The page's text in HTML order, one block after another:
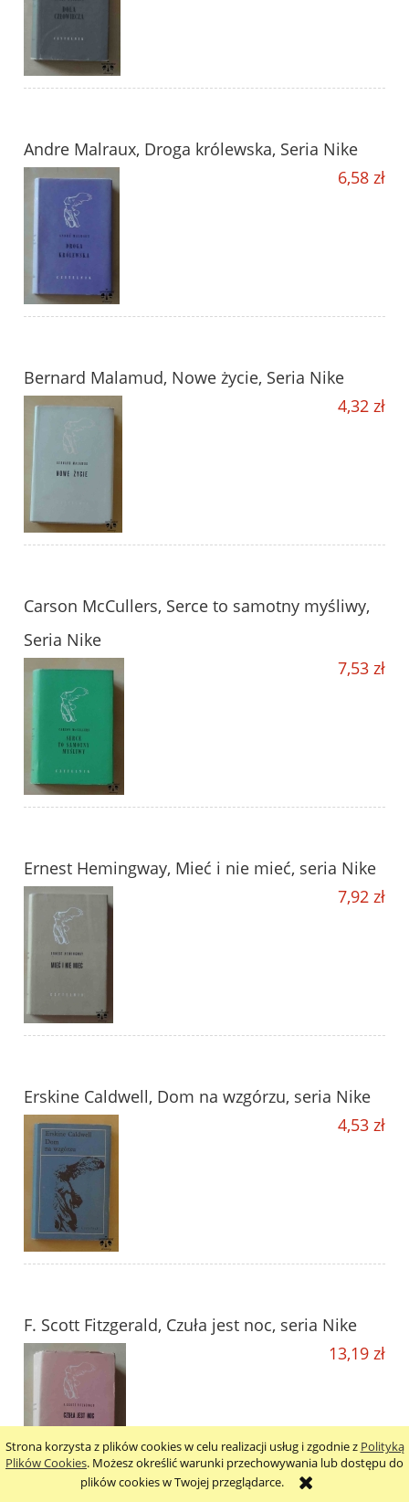
Strona korzysta z plików cookies w celu realizacji usług i zgodnie z Polityką
Plików Cookies. Możesz określić warunki przechowywania lub dostępu do
plików cookies w Twojej przeglądarce.
Andre Malraux, Droga królewska, Seria Nike
6,58 zł
Bernard Malamud, Nowe życie, Seria Nike
4,32 zł
Carson McCullers, Serce to samotny myśliwy,
Seria Nike
7,53 zł
Ernest Hemingway, Mieć i nie mieć, seria Nike
7,92 zł
Erskine Caldwell, Dom na wzgórzu, seria Nike
4,53 zł
F. Scott Fitzgerald, Czuła jest noc, seria Nike
13,19 zł